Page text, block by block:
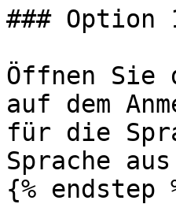
### Option
Öffnen Sie
auf dem
für die
Sprache
{% endstep